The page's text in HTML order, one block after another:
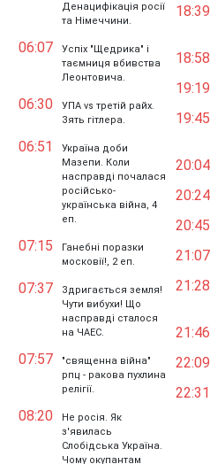
Денацифікація росії
та Німеччини.
06:07
Успіх "Щедрика" і
таємниця вбивства
Леонтовича.
06:30
УПА vs третій райх.
Зять гітлера.
06:51
Україна доби
Мазепи. Коли
насправді почалася
російсько-
українська війна, 4
еп.
07:15
Ганебні поразки
московії!, 2 еп.
07:37
Здригається земля!
Чути вибухи! Що
насправді сталося
на ЧАЕС.
07:57
"священна війна"
рпц - ракова пухлина
релігії.
08:20
Не росія. Як
з'явилась
Слобідська Україна.
Чому окупантам
18:39
18:58
19:19
19:45
20:04
20:24
20:45
21:07
21:28
21:46
22:09
22:31